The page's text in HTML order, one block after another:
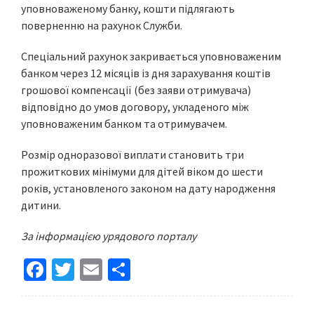
уповноваженому банку, кошти підлягають
поверненню на рахунок Служби.
Спеціальний рахунок закривається уповноваженим
банком через 12 місяців із дня зарахування коштів
грошової компенсації (без заяви отримувача)
відповідно до умов договору, укладеного між
уповноваженим банком та отримувачем.
Розмір одноразової виплати становить три
прожиткових мінімуми для дітей віком до шести
років, установленого законом на дату народження
дитини.
За інформацією урядового порталу
Fa
ce
T
wi
E
m h